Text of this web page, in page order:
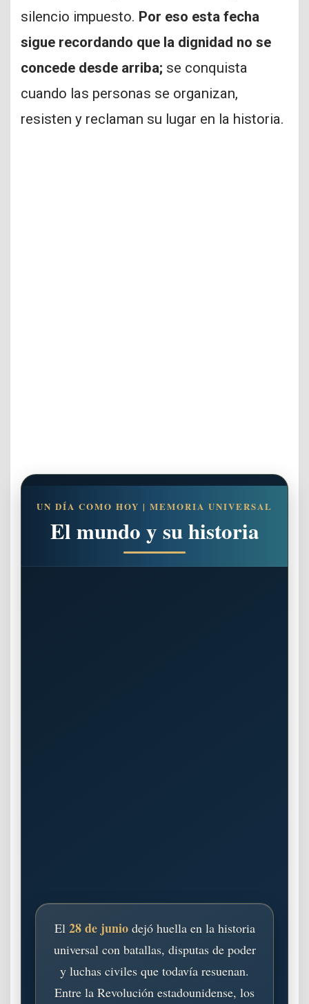
silencio impuesto. Por eso esta fecha
sigue recordando que la dignidad no se
concede desde arriba; se conquista
cuando las personas se organizan,
resisten y reclaman su lugar en la historia.
UN DÍA COMO HOY | MEMORIA UNIVERSAL
El mundo y su historia
El 28 de juniodejó huella en la historia
universal con batallas, disputas de poder
y luchas civiles que todavía resuenan.
Entre la Revolución estadounidense, los